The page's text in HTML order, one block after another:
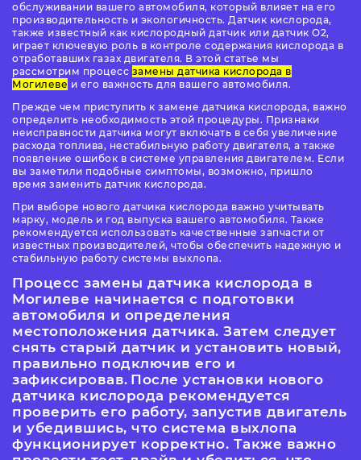
обслуживании вашего автомобиля, который влияет на его
производительность и экологичность. Датчик кислорода,
также известный как кислородный датчик или датчик O2,
играет ключевую роль в контроле содержания кислорода в
отработавших газах двигателя. В этой статье мы
рассмотрим процесс замены датчика кислорода в
Могилеве и его важность для вашего автомобиля.
Прежде чем приступить к замене датчика кислорода, важно
определить необходимость этой процедуры. Признаки
неисправности датчика могут включать в себя увеличение
расхода топлива, нестабильную работу двигателя, а также
появление ошибок в системе управления двигателем. Если
вы заметили подобные симптомы, возможно, пришло
время заменить датчик кислорода.
При выборе нового датчика кислорода важно учитывать
марку, модель и год выпуска вашего автомобиля. Также
рекомендуется использовать качественные запчасти от
известных производителей, чтобы обеспечить надежную и
стабильную работу системы выхлопа.
Процесс замены датчика кислорода в
Могилеве начинается с подготовки
автомобиля и определения
местоположения датчика. Затем следует
снять старый датчик и установить новый,
правильно подключив его и
зафиксировав. После установки нового
датчика кислорода рекомендуется
проверить его работу, запустив двигатель
и убедившись, что система выхлопа
функционирует корректно. Также важно